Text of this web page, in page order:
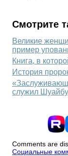
Смотрите
Великие
пример
Книга, в
История
служил Шуайбу
Comments are
Социальные